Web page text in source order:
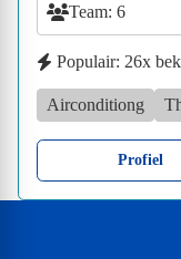
Team: 6
Populair: 26x
Airconditiong
Profiel